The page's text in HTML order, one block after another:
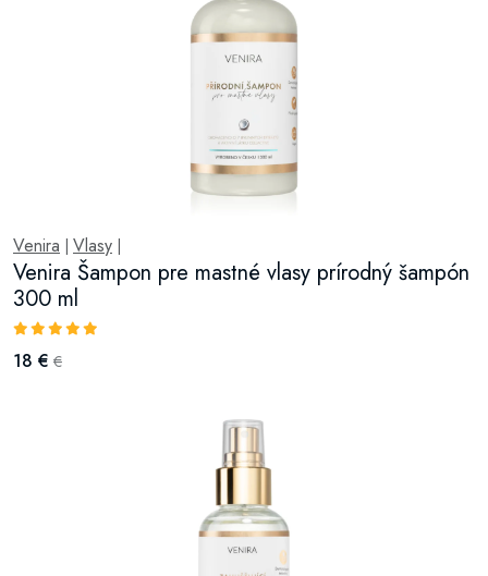
Venira Vlasy
Venira Šampon pre mastné vlasy prírodný šampón
300 ml
18 € €